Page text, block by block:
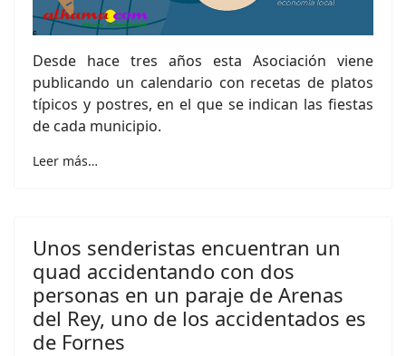
Desde hace tres años esta Asociación viene
publicando un calendario con recetas de platos
típicos y postres, en el que se indican las fiestas
de cada municipio.
Leer más…
Unos senderistas encuentran un
quad accidentando con dos
personas en un paraje de Arenas
del Rey, uno de los accidentados es
de Fornes